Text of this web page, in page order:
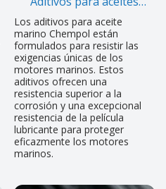
marinos
Los aditivos para aceite
marino Chempol están
formulados para resistir las
exigencias únicas de los
motores marinos. Estos
aditivos ofrecen una
resistencia superior a la
corrosión y una excepcional
resistencia de la película
lubricante para proteger
eficazmente los motores
marinos.